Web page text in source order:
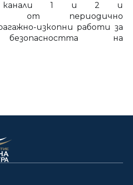
канали 1 и 2 и
от периодично
изкопни работи за
безопасността на